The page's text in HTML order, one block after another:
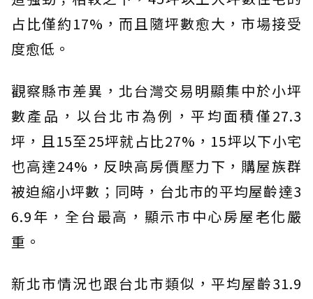
占比僅約17%，而且隨坪數愈大，市場接受
度愈低。
觀察縣市差異，北台灣交易明顯集中於小坪
數產品，以台北市為例，平均面積僅27.3
坪，且15至25坪就占比27%，15坪以下小宅
也高達24%，反映高房價壓力下，購屋族群
被迫縮小坪數；同時，台北市的平均屋齡達3
6.9年，全台最高，顯示市中心房屋老化嚴
重。
新北市情況也跟台北市類似，平均屋齡31.9